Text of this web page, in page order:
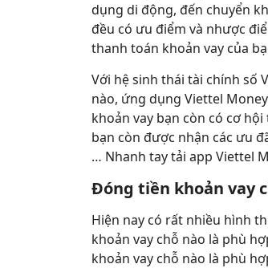
dụng di động, đến chuyển
đều có ưu điểm và nhược
thanh toán khoản vay của
Với hệ sinh thái tài chính số
nào, ứng dụng Viettel
khoản vay bạn còn có cơ
bạn còn được nhận các ưu
… Nhanh tay tải app Viettel
Đóng tiền khoản vay
Hiện nay có rất nhiều hình
khoản vay chỗ nào là phù
khoản vay chỗ nào là phù